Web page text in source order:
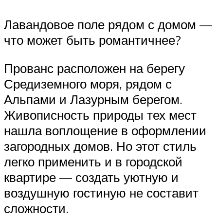
Лавандовое поле рядом с домом —
что может быть романтичнее?
Прованс расположен на берегу
Средиземного моря, рядом с
Альпами и Лазурным берегом.
Живописность природы тех мест
нашла воплощение в оформлении
загородных домов. Но этот стиль
легко применить и в городской
квартире — создать уютную и
воздушную гостиную не составит
сложности.